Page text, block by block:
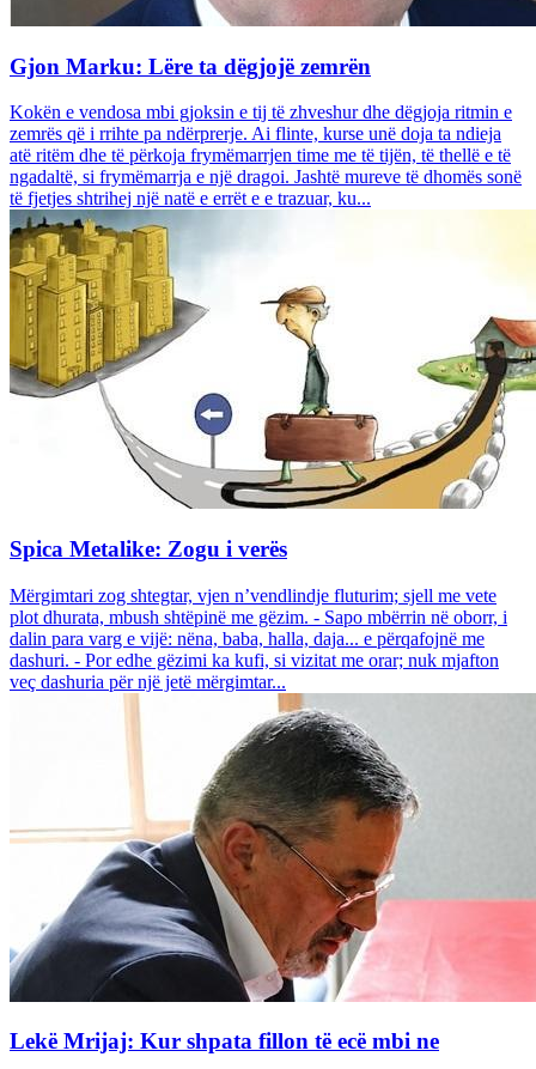
Gjon Marku: Lëre ta dëgjojë zemrën
Kokën e vendosa mbi gjoksin e tij të zhveshur dhe dëgjoja ritmin e
zemrës që i rrihte pa ndërprerje. Ai flinte, kurse unë doja ta ndieja
atë ritëm dhe të përkoja frymëmarrjen time me të tijën, të thellë e të
ngadaltë, si frymëmarrja e një dragoi. Jashtë mureve të dhomës sonë
të fjetjes shtrihej një natë e errët e e trazuar, ku...
Spica Metalike: Zogu i verës
Mërgimtari zog shtegtar, vjen n’vendlindje fluturim; sjell me vete
plot dhurata, mbush shtëpinë me gëzim. - Sapo mbërrin në oborr, i
dalin para varg e vijë: nëna, baba, halla, daja... e përqafojnë me
dashuri. - Por edhe gëzimi ka kufi, si vizitat me orar; nuk mjafton
veç dashuria për një jetë mërgimtar...
Lekë Mrijaj: Kur shpata fillon të ecë mbi ne